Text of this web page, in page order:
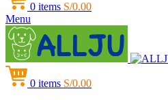
0 items S/0.00
Menu
0 items S/0.00